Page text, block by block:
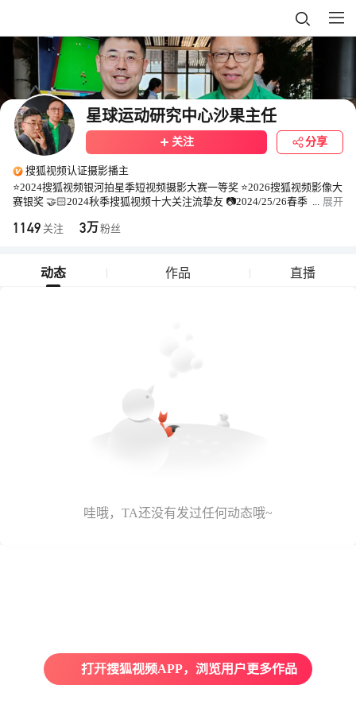
星球运动研究中心沙果主任
关注 分享
搜狐视频认证摄影播主
... 展开
⭐2024搜狐视频银河拍星季短视频摄影大赛一等奖 ⭐2026搜狐视频影像大
赛银奖 🤝🏻2024秋季搜狐视频十大关注流挚友 📷2024/25/26春季
华社中文及环球版 人民日报 央视网 光明日报 哈报 哈新晚报等国内主流
会员 星联csva 夜空中国摄影师 腾讯星空地图官方摄影师
1149 关注 3万 粉丝
动态 作品 直播
哇哦，TA还没有发过任何动态哦~
打开搜狐视频APP，浏览用户更多作品